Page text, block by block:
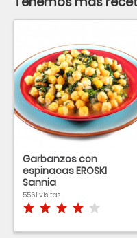
Garbanzos con
espinacas EROSKI
Sannia
5561 visitas